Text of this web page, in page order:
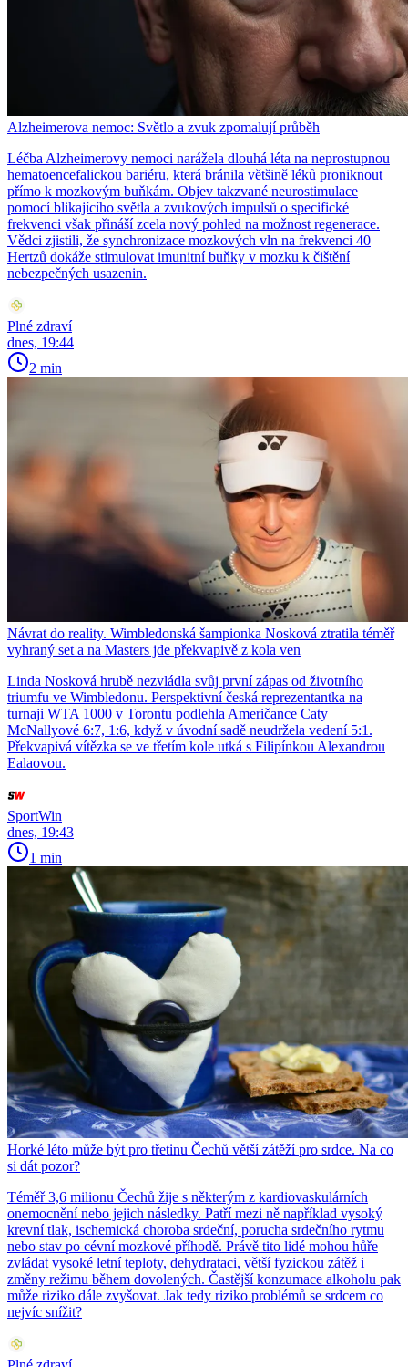
Alzheimerova nemoc: Světlo a zvuk zpomalují průběh
Léčba Alzheimerovy nemoci narážela dlouhá léta na neprostupnou
hematoencefalickou bariéru, která bránila většině léků proniknout
přímo k mozkovým buňkám. Objev takzvané neurostimulace
pomocí blikajícího světla a zvukových impulsů o specifické
frekvenci však přináší zcela nový pohled na možnost regenerace.
Vědci zjistili, že synchronizace mozkových vln na frekvenci 40
Hertzů dokáže stimulovat imunitní buňky v mozku k čištění
nebezpečných usazenin.
Plné zdraví
dnes, 19:44
2 min
Návrat do reality. Wimbledonská šampionka Nosková ztratila téměř
vyhraný set a na Masters jde překvapivě z kola ven
Linda Nosková hrubě nezvládla svůj první zápas od životního
triumfu ve Wimbledonu. Perspektivní česká reprezentantka na
turnaji WTA 1000 v Torontu podlehla Američance Caty
McNallyové 6:7, 1:6, když v úvodní sadě neudržela vedení 5:1.
Překvapivá vítězka se ve třetím kole utká s Filipínkou Alexandrou
Ealaovou.
SportWin
dnes, 19:43
1 min
Horké léto může být pro třetinu Čechů větší zátěží pro srdce. Na co
si dát pozor?
Téměř 3,6 milionu Čechů žije s některým z kardiovaskulárních
onemocnění nebo jejich následky. Patří mezi ně například vysoký
krevní tlak, ischemická choroba srdeční, porucha srdečního rytmu
nebo stav po cévní mozkové příhodě. Právě tito lidé mohou hůře
zvládat vysoké letní teploty, dehydrataci, větší fyzickou zátěž i
změny režimu během dovolených. Častější konzumace alkoholu pak
může riziko dále zvyšovat. Jak tedy riziko problémů se srdcem co
nejvíc snížit?